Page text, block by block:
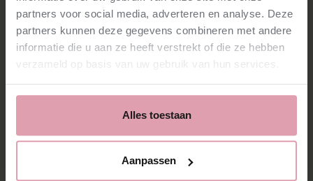
partners voor social media, adverteren en analyse. Deze
partners kunnen deze gegevens combineren met andere
informatie die u aan ze heeft verstrekt of die ze hebben
verzameld op basis van uw gebruik van hun services.
Alles toestaan
Aanpassen
Vacancies
Press
News
Contact
Facebook
Instagram